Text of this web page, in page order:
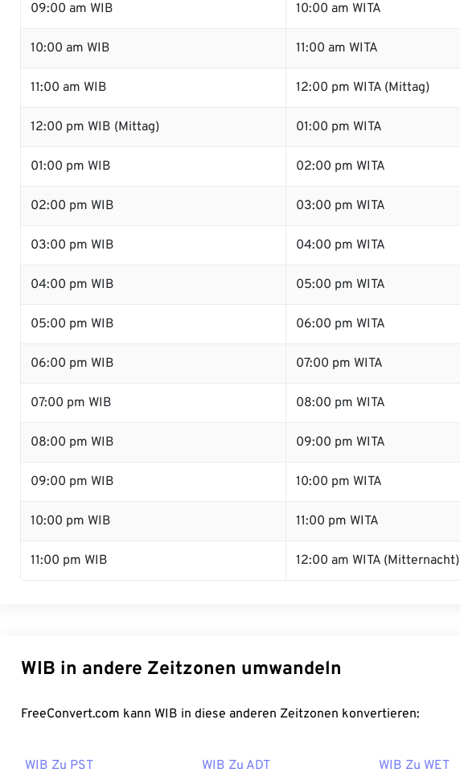
09:00 am WIB 10:00 am WITA
10:00 am WIB 11:00 am WITA
11:00 am WIB 12:00 pm WITA (Mittag)
12:00 pm WIB (Mittag) 01:00 pm WITA
01:00 pm WIB 02:00 pm WITA
02:00 pm WIB 03:00 pm WITA
03:00 pm WIB 04:00 pm WITA
04:00 pm WIB 05:00 pm WITA
05:00 pm WIB 06:00 pm WITA
06:00 pm WIB 07:00 pm WITA
07:00 pm WIB 08:00 pm WITA
08:00 pm WIB 09:00 pm WITA
09:00 pm WIB 10:00 pm WITA
10:00 pm WIB 11:00 pm WITA
11:00 pm WIB 12:00 am WITA (Mitternacht)
WIB in andere Zeitzonen umwandeln
FreeConvert.com kann WIB in diese anderen Zeitzonen konvertieren:
WIB Zu PST WIB Zu ADT WIB Zu WET